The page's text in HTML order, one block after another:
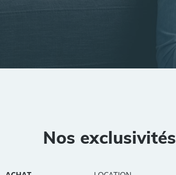
Nos exclusivités